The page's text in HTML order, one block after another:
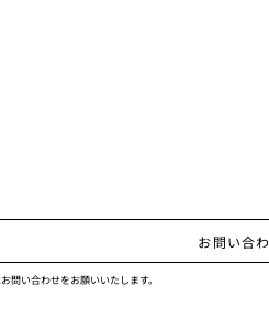
お問い合
問い合わせをお願いいたします。